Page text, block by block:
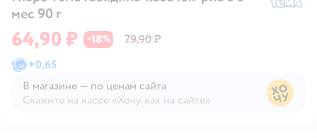
мес 90 г
64,90 ₽ −18%
79,90 ₽
+0,65
В магазине — по ценам сайта
Скажите на кассе «Хочу как на сайте»